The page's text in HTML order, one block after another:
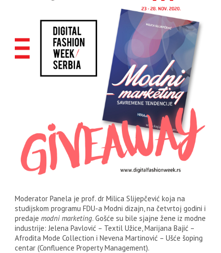
Moderator Panela je prof. dr Milica Slijepčević koja na
studijskom programu FDU-a Modni dizajn, na četvrtoj godini i
predaje modni marketing. Gošće su bile sjajne žene iz modne
industrije: Jelena Pavlović – Textil Užice, Marijana Bajić –
Afrodita Mode Collection i Nevena Martinović – Ušće šoping
centar (Confluence Property Management).